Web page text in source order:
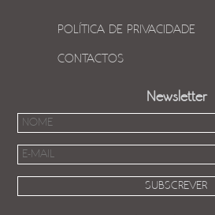
POLÍTICA DE PRIVACIDADE
CONTACTOS
Newsletter